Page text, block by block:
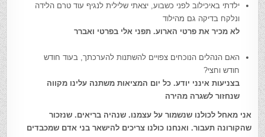
ילדתי באיכילוב לפני כשבוע, יצאתי שלילית לנגיף עוד טרם הלידה
ונלקח בדיקה גם מהילוד
לא מכיר את פרטי הארוע. תפני אלי בפרטי ואברר
האם הנהלים הנוכחים צפויים להשתנות להערכתך, בעוד חודש
חודש וחצי?
בצניעות אינני יודע. כל יום המציאות משתנה עלינו מקווה
שנחזור לשגרה מהירה
אני מאחל לכולנו שנשמור על עצמנו. שנהיה בריאים. שנזכור
שהקורונה תעבור. ואנחנו כולנו צריכים להישאר בני אדם שמכבדים